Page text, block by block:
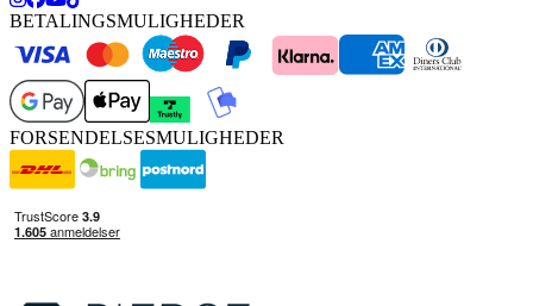
BETALINGSMULIGHEDER
FORSENDELSESMULIGHEDER